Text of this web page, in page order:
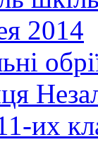
2014
их